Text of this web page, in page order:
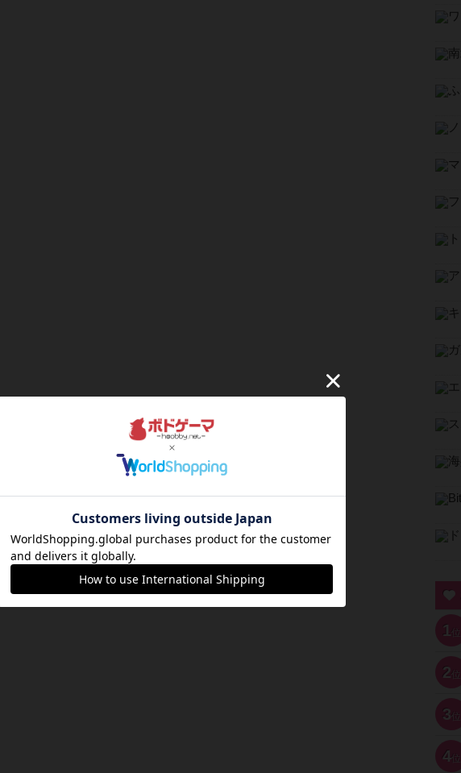
1 位
2 位
3 位
4位